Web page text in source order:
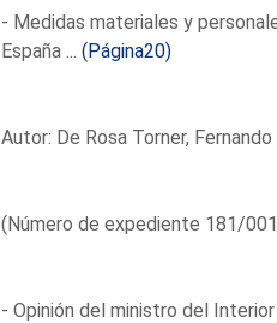
- Medidas materiales y
España ... (Página20)
Autor: De Rosa Torner,
(Número de expediente 181/
- Opinión del ministro del